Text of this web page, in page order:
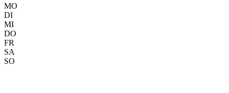
MO
DI
MI
DO
FR
SA
SO